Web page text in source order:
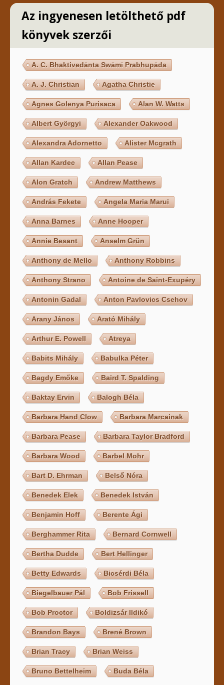
Az ingyenesen letölthető pdf
könyvek szerzői
A. C. Bhaktivedānta Swāmī Prabhupāda
A. J. Christian Agatha Christie
Agnes Golenya Purisaca Alan W. Watts
Albert Györgyi Alexander Oakwood
Alexandra Adornetto Alister Mcgrath
Allan Kardec Allan Pease
Alon Gratch Andrew Matthews
András Fekete Angela Maria Marui
Anna Barnes Anne Hooper
Annie Besant Anselm Grün
Anthony de Mello Anthony Robbins
Anthony Strano Antoine de Saint-Exupéry
Antonin Gadal Anton Pavlovics Csehov
Arany János Arató Mihály
Arthur E. Powell Atreya
Babits Mihály Babulka Péter
Bagdy Emőke Baird T. Spalding
Baktay Ervin Balogh Béla
Barbara Hand Clow Barbara Marcainak
Barbara Pease Barbara Taylor Bradford
Barbara Wood Barbel Mohr
Bart D. Ehrman Belső Nóra
Benedek Elek Benedek István
Benjamin Hoff Berente Ági
Berghammer Rita Bernard Cornwell
Bertha Dudde Bert Hellinger
Betty Edwards Bicsérdi Béla
Biegelbauer Pál Bob Frissell
Bob Proctor Boldizsár Ildikó
Brandon Bays Brené Brown
Brian Tracy Brian Weiss
Bruno Bettelheim Buda Béla